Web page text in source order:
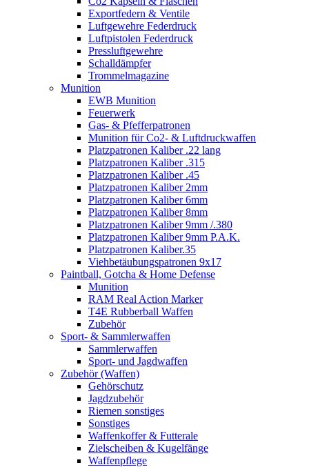
Exportfedern & Ventile
Luftgewehre Federdruck
Luftpistolen Federdruck
Pressluftgewehre
Schalldämpfer
Trommelmagazine
Munition
EWB Munition
Feuerwerk
Gas- & Pfefferpatronen
Munition für Co2- & Luftdruckwaffen
Platzpatronen Kaliber .22 lang
Platzpatronen Kaliber .315
Platzpatronen Kaliber .45
Platzpatronen Kaliber 2mm
Platzpatronen Kaliber 6mm
Platzpatronen Kaliber 8mm
Platzpatronen Kaliber 9mm /.380
Platzpatronen Kaliber 9mm P.A.K.
Platzpatronen Kaliber.35
Viehbetäubungspatronen 9x17
Paintball, Gotcha & Home Defense
Munition
RAM Real Action Marker
T4E Rubberball Waffen
Zubehör
Sport- & Sammlerwaffen
Sammlerwaffen
Sport- und Jagdwaffen
Zubehör (Waffen)
Gehörschutz
Jagdzubehör
Riemen sonstiges
Sonstiges
Waffenkoffer & Futterale
Zielscheiben & Kugelfänge
Waffenpflege